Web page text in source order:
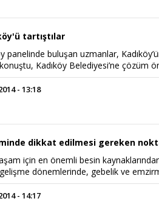
tartıştılar
panelinde buluşan uzmanlar,
Kadıköy Belediyesi’ne çözüm
- 13:18
dikkat edilmesi gereken
için en önemli besin
dönemlerinde, gebelik ve
- 14:17